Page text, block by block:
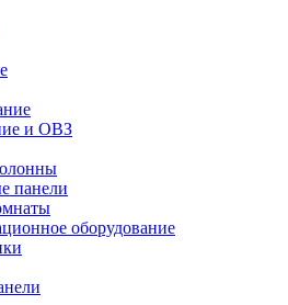
и ОВЗ
панели
оборудование